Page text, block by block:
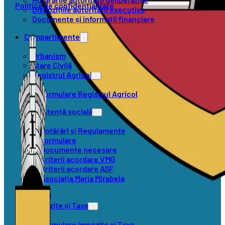
Dispozițiile autorității executive
Documente și informații financiare
Compartimente
Urbanism
Stare Civilă
Registrul Agricol
Formulare Registrul Agricol
Asistență socială
Hotărâri și Regulamente
Formulare
Documente necesare
Criterii acordare VMG
Criterii acordare ASF
Asociația Maria Mirabela
SVSU
Impozite și Taxe
Politica de confidențialitate